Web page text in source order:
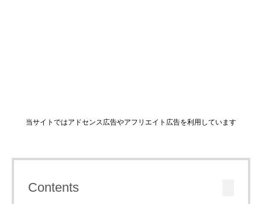
当サイトではアドセンス広告やアフリエイト広告を利用しています
Contents